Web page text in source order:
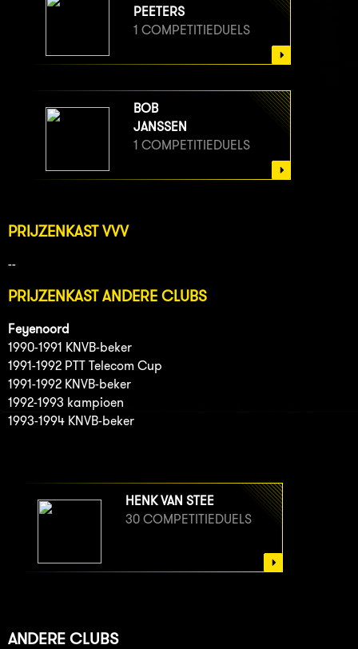
PEETERS
1 COMPETITIEDUELS
BOB
JANSSEN
1 COMPETITIEDUELS
PRIJZENKAST VVV
--
PRIJZENKAST ANDERE CLUBS
Feyenoord
1990-1991 KNVB-beker
1991-1992 PTT Telecom Cup
1991-1992 KNVB-beker
1992-1993 kampioen
1993-1994 KNVB-beker
HENK VAN STEE
30 COMPETITIEDUELS
ANDERE CLUBS